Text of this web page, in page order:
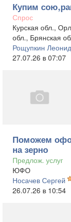
Купим
Спрос
Курская обл.,
обл., Брянская
Рощупкин Леонид
27.07.26 в 07:07
Поможем
на зерно
Предлож. услуг
ЮФО
Носачев Сергей
26.07.26 в 10:54